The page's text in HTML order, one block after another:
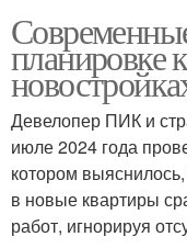
планировке
Девелопер ПИК и
июле 2024 года
котором
в новые квартиры
работ, игнорируя